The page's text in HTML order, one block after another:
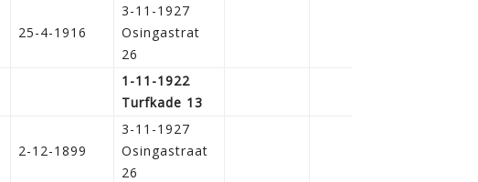
25-4-1916
3-11-1927
Osingastrat
26
1-11-1922
Turfkade 13
2-12-1899
3-11-1927
Osingastraat
26